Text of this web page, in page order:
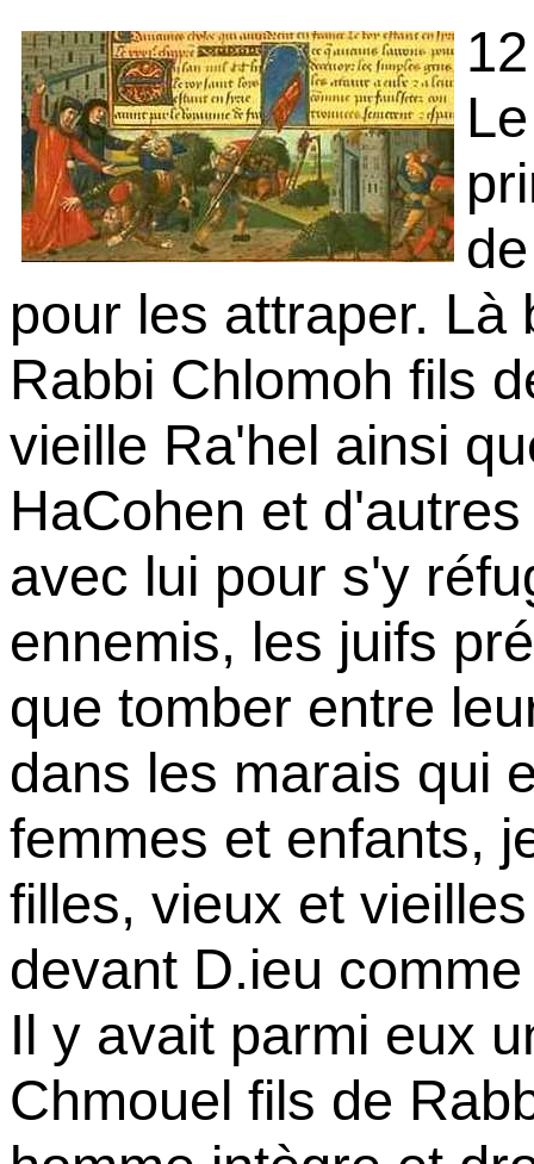
pour les attraper.
Rabbi Chlomoh fils
vieille Ra'hel ainsi
HaCohen et
avec lui pour s'y
ennemis, les juifs
que tomber entre
dans les marais qui
femmes et enfants,
filles, vieux et
devant D.ieu
Il y avait parmi eux
Chmouel fils de